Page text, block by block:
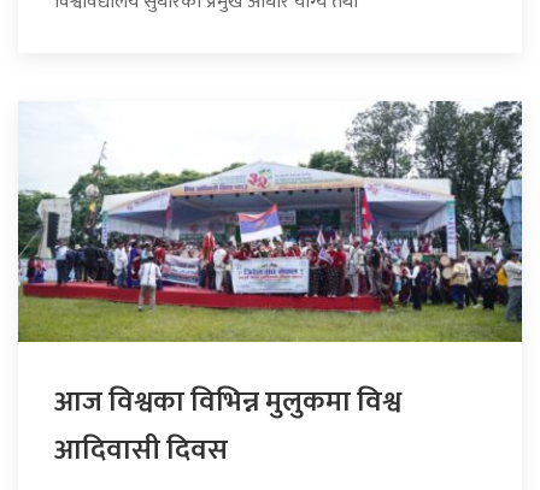
आज विश्वका विभिन्न मुलुकमा विश्व
आदिवासी दिवस